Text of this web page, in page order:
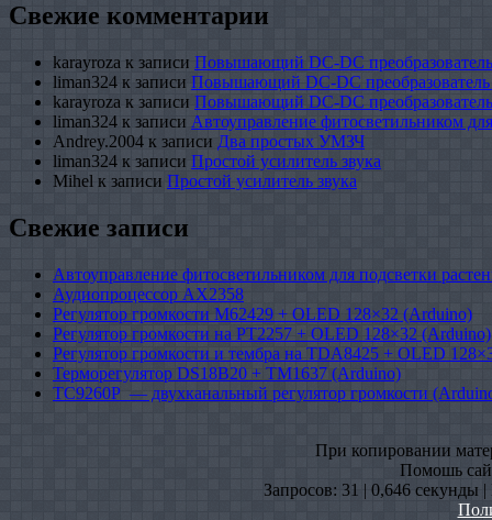
Свежие комментарии
karayroza к записи Повышающий DC-DC
liman324 к записи Повышающий DC-DC
karayroza к записи Повышающий DC-DC
liman324 к записи Автоуправление фитосветильником
Andrey.2004 к записи Два простых УМЗЧ
liman324 к записи Простой усилитель звука
Mihel к записи Простой усилитель звука
Свежие записи
Автоуправление фитосветильником для подсветки
Аудиопроцессор AX2358
Регулятор громкости M62429 + OLED 128×32 (Arduino)
Регулятор громкости на PT2257 + OLED 128×32 (Arduino)
Регулятор громкости и тембра на TDA8425 + OLED
Терморегулятор DS18B20 + TM1637 (Arduino)
TC9260P — двухканальный регулятор громкости
При копировании
Помошь
Запросов: 31 | 0,646 секунды